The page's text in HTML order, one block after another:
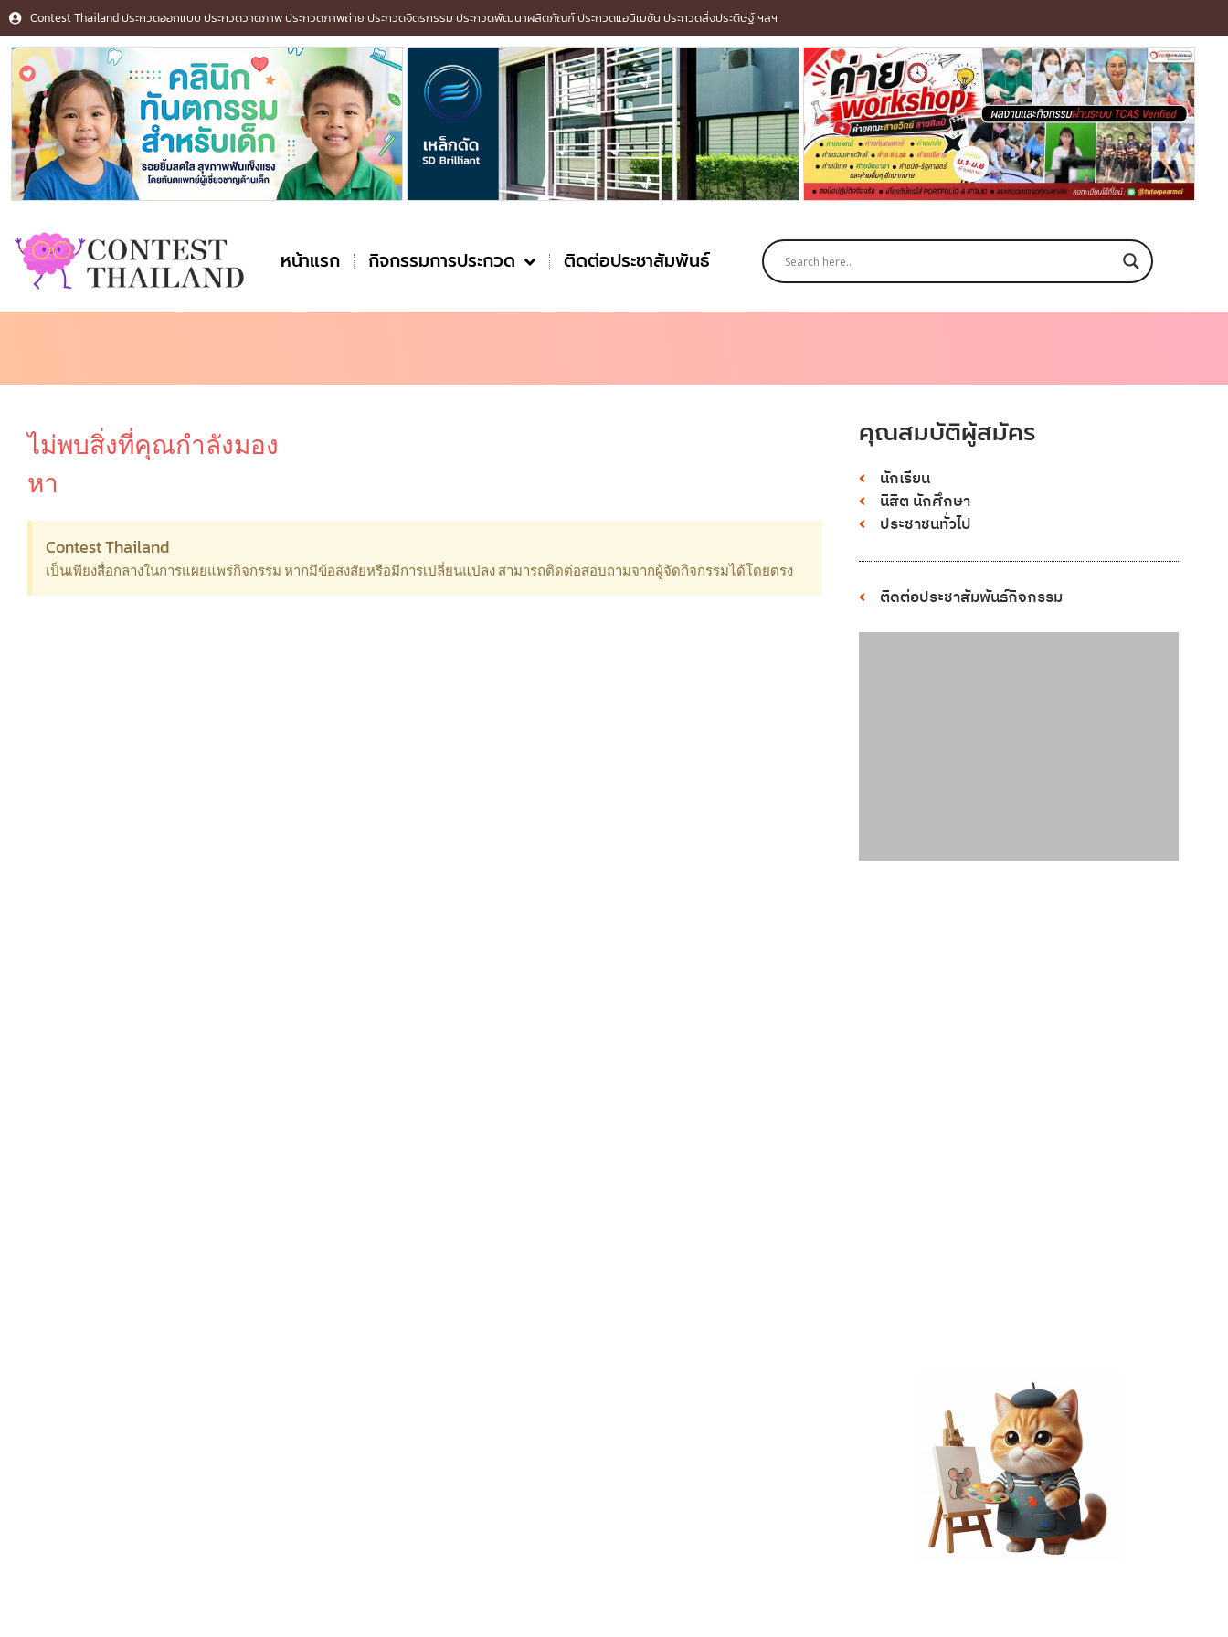
Contest Thailand ประกวดออกแบบ ประกวดวาดภาพ ประกวดภาพถ่าย ประกวดจิตรกรรม ประกวดพัฒนาผลิตภัณฑ์ ประกวดแอนิเมชัน ประกวดสิ่งประดิษฐ์ ฯลฯ
หน้าแรก กิจกรรมการประกวด ติดต่อประชาสัมพันธ์
ไม่พบสิ่งที่คุณกำลังมอง
หา
Contest Thailand
เป็นเพียงสื่อกลางในการแผยแพร่กิจกรรม หากมีข้อสงสัยหรือมีการเปลี่ยนแปลง สามารถติดต่อสอบถามจากผู้จัดกิจกรรมได้โดยตรง
คุณสมบัติผู้สมัคร
นักเรียน
นิสิต นักศึกษา
ประชาชนทั่วไป
ติดต่อประชาสัมพันธ์กิจกรรม